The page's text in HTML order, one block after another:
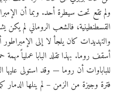
ولم تقع تحت سيطرة أحد. وبما أن
القسطنطينية، فالشعب الروماني لم يكن
والتهديدات كان يلجأ لا إلى الإمبراطور
أسقف روما. بهذا تقلد البابا عملياً
للباباوات أن روما — وقد استولى
فترة وجيزة من الزمن – لم ينلها